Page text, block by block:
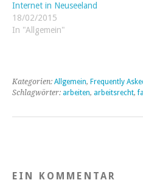
Internet in Neuseeland
18/02/2015
In "Allgemein"
Kategorien: Allgemein, Frequently
Schlagwörter: arbeiten, arbeitsrecht,
EIN KOMMENTAR